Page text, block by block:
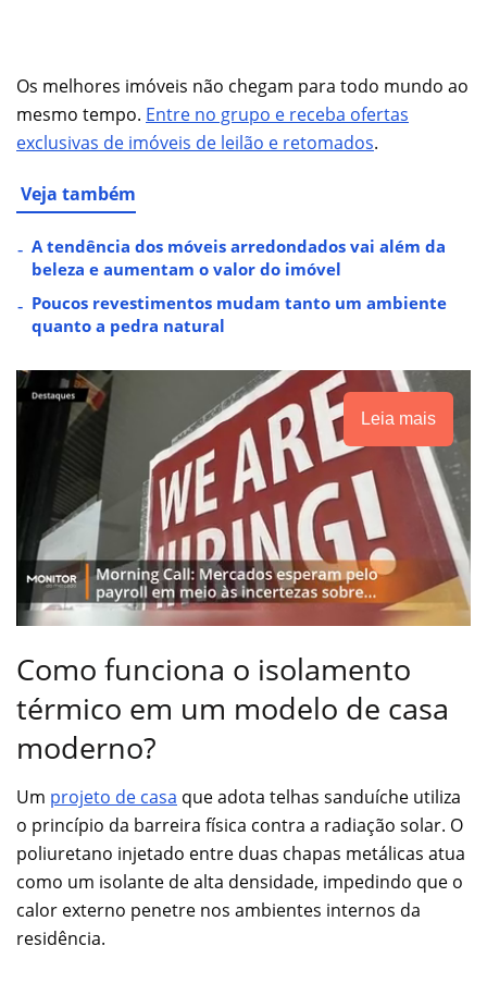
Os melhores imóveis não chegam para todo mundo ao
mesmo tempo. Entre no grupo e receba ofertas
exclusivas de imóveis de leilão e retomados.
Veja também
A tendência dos móveis arredondados vai além da
beleza e aumentam o valor do imóvel
Poucos revestimentos mudam tanto um ambiente
quanto a pedra natural
Leia mais
Como funciona o isolamento
térmico em um modelo de casa
moderno?
Um projeto de casa que adota telhas sanduíche utiliza
o princípio da barreira física contra a radiação solar. O
poliuretano injetado entre duas chapas metálicas atua
como um isolante de alta densidade, impedindo que o
calor externo penetre nos ambientes internos da
residência.